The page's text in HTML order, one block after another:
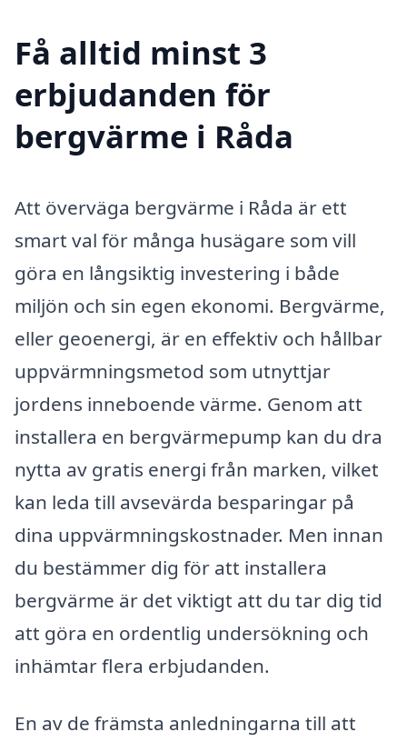
Få alltid minst 3
erbjudanden för
bergvärme i Råda
Att överväga bergvärme i Råda är ett
smart val för många husägare som vill
göra en långsiktig investering i både
miljön och sin egen ekonomi. Bergvärme,
eller geoenergi, är en effektiv och hållbar
uppvärmningsmetod som utnyttjar
jordens inneboende värme. Genom att
installera en bergvärmepump kan du dra
nytta av gratis energi från marken, vilket
kan leda till avsevärda besparingar på
dina uppvärmningskostnader. Men innan
du bestämmer dig för att installera
bergvärme är det viktigt att du tar dig tid
att göra en ordentlig undersökning och
inhämtar flera erbjudanden.
En av de främsta anledningarna till att